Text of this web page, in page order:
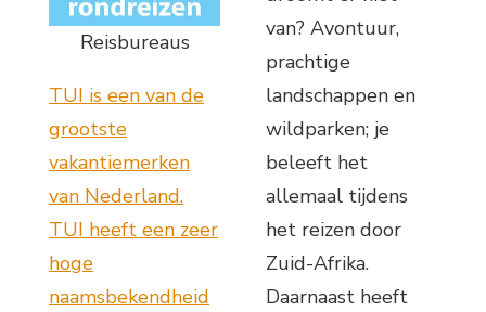
Reisbureaus
TUI is een van de
grootste
vakantiemerken
van Nederland.
TUI heeft een zeer
hoge
naamsbekendheid
van? Avontuur,
prachtige
landschappen en
wildparken; je
beleeft het
allemaal tijdens
het reizen door
Zuid-Afrika.
Daarnaast heeft